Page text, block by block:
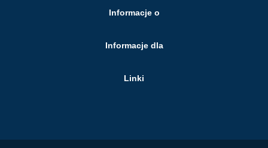
Informacje o
Informacje dla
Linki